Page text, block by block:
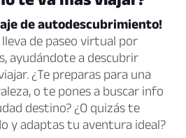
de autodescubrimiento!
de paseo virtual por
ayudándote a descubrir
¿Te preparas para una
o te pones a buscar info
destino? ¿O quizás te
y adaptas tu aventura ideal?